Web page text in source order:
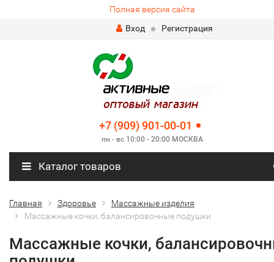
Полная версия сайта
Вход
Регистрация
+7 (909) 901-00-01
пн - вс 10:00 - 20:00 МОСКВА
Каталог товаров
Главная Здоровье
Массажные изделия
Массажные кочки, балансировочные подушки
Массажные кочки,